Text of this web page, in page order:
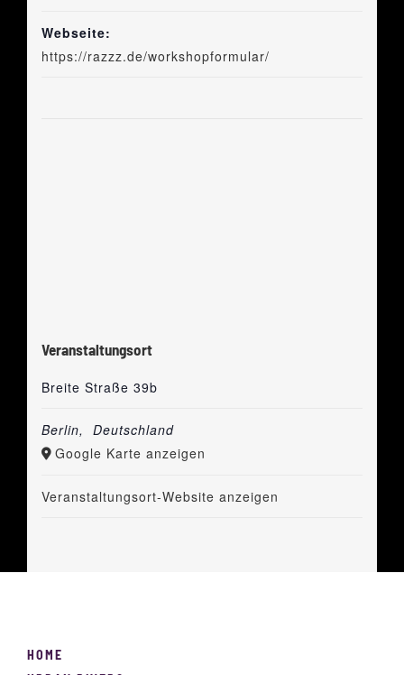
Webseite:
https://razzz.de/workshopformular/
Veranstaltungsort
Breite Straße 39b
Berlin,
Deutschland
Google Karte anzeigen
Veranstaltungsort-Website anzeigen
HOME